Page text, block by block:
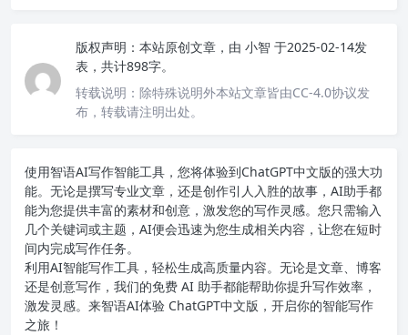
版权声明： 本站原创文章，由 小智 于2025-02-14发
表，共计898字。
转载说明： 除特殊说明外本站文章皆由CC-4.0协议发
布，转载请注明出处。
使用智语AI写作智能工具，您将体验到ChatGPT中文版的强大功
能。无论是撰写专业文章，还是创作引人入胜的故事，AI助手都
能为您提供丰富的素材和创意，激发您的写作灵感。您只需输入
几个关键词或主题，AI便会迅速为您生成相关内容，让您在短时
间内完成写作任务。
利用AI智能写作工具，轻松生成高质量内容。无论是文章、博客
还是创意写作，我们的免费 AI 助手都能帮助你提升写作效率，
激发灵感。来智语AI体验 ChatGPT中文版 ，开启你的智能写作
之旅！